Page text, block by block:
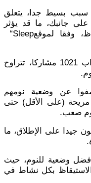
سبب بسيط جدا، يتعلق
على جانبك، ما قد يؤثر
وفقا لموقع“Sleep
وفي دراسة حديثة، قام الباحثون باستجواب 1021 مشاركا، تتراوح
.
عن وضعية نومهم
مريحة (على الأقل) حتى
صعب.
جيدا على الإطلاق، ما
.
وضعية للنوم، حيث
بكل نشاط في